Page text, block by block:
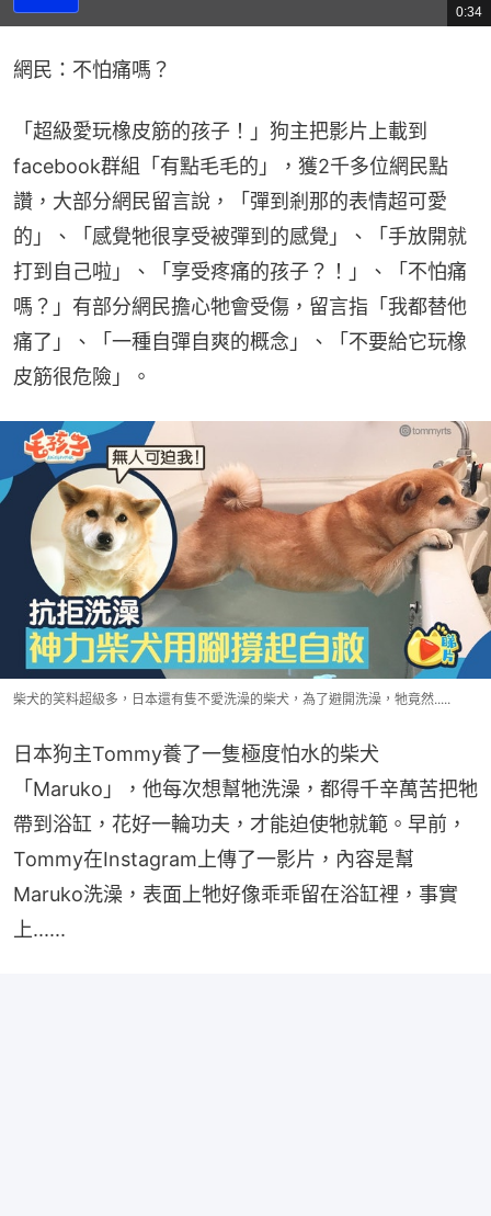
總
共
0:34
網民：不怕痛嗎？
「超級愛玩橡皮筋的孩子！」狗主把影片上載到
facebook群組「有點毛毛的」，獲2千多位網民點
讚，大部分網民留言說，「彈到剎那的表情超可愛
的」、「感覺牠很享受被彈到的感覺」、「手放開就
打到自己啦」、「享受疼痛的孩子？！」、「不怕痛
嗎？」有部分網民擔心牠會受傷，留言指「我都替他
痛了」、「一種自彈自爽的概念」、「不要給它玩橡
皮筋很危險」。
柴犬的笑料超級多，日本還有隻不愛洗澡的柴犬，為了避開洗澡，牠竟然.....
日本狗主Tommy養了一隻極度怕水的柴犬
「Maruko」，他每次想幫牠洗澡，都得千辛萬苦把牠
帶到浴缸，花好一輪功夫，才能迫使牠就範。早前，
Tommy在Instagram上傳了一影片，內容是幫
Maruko洗澡，表面上牠好像乖乖留在浴缸裡，事實
上......